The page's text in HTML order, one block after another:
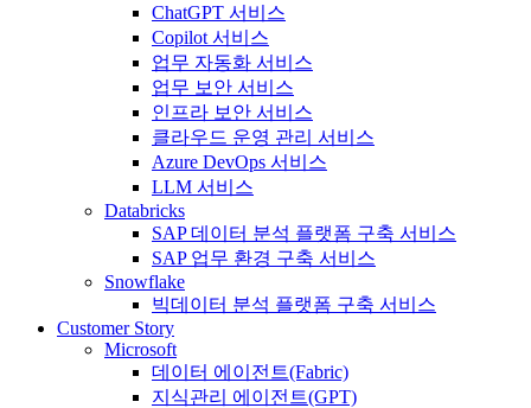
ChatGPT 서비스
Copilot 서비스
업무 자동화 서비스
업무 보안 서비스
인프라 보안 서비스
클라우드 운영 관리 서비스
Azure DevOps 서비스
LLM 서비스
Databricks
SAP 데이터 분석 플랫폼 구축 서비스
SAP 업무 환경 구축 서비스
Snowflake
빅데이터 분석 플랫폼 구축 서비스
Customer Story
Microsoft
데이터 에이전트(Fabric)
지식관리 에이전트(GPT)